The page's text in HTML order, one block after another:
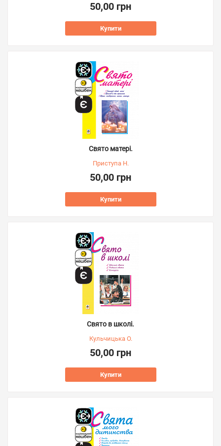
50,00 грн
Купити
Свято матері.
Приступа Н.
50,00 грн
Купити
Свято в школі.
Кульчицька О.
50,00 грн
Купити